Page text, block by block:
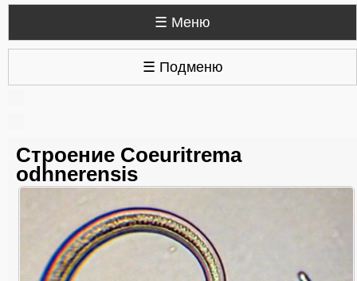
☰ Меню
☰ Подменю
Строение Coeuritrema
odhnerensis